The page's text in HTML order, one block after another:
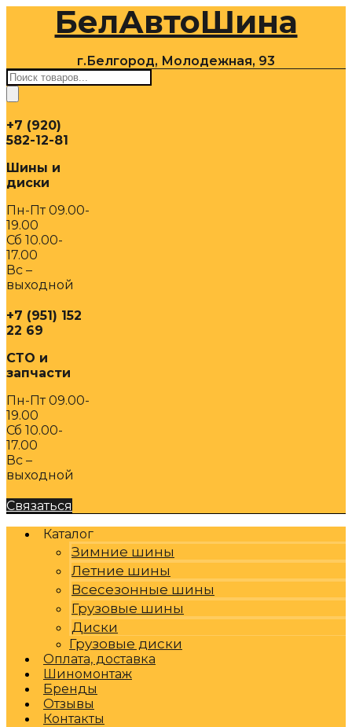
содержимомуБелАвтоШина
г.Белгород, Молодежная, 93
Поиск
товаров
+7 (920)
582-12-81
Шины и
диски
Пн-Пт 09.00-
19.00
Сб 10.00-
17.00
Вс –
выходной
+7 (951) 152
22 69
СТО и
запчасти
Пн-Пт 09.00-
19.00
Сб 10.00-
17.00
Вс –
выходной
Связаться
Каталог
Зимние шины
Летние шины
Всесезонные шины
Грузовые шины
Диски
Грузовые диски
Оплата, доставка
Шиномонтаж
Бренды
Отзывы
Контакты